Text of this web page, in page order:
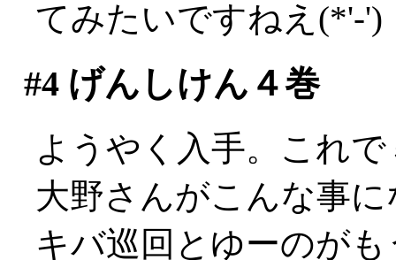
てみたいですねえ(*'-')
#4げんしけん４巻
ようやく入手。これ
大野さんがこんな事
キバ巡回とゆーのが